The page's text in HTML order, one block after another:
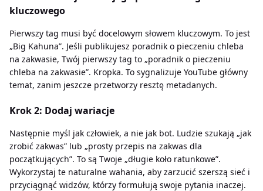
kluczowego
Pierwszy tag musi być docelowym słowem kluczowym. To jest
„Big Kahuna”. Jeśli publikujesz poradnik o pieczeniu chleba
na zakwasie, Twój pierwszy tag to „poradnik o pieczeniu
chleba na zakwasie”. Kropka. To sygnalizuje YouTube główny
temat, zanim jeszcze przetworzy resztę metadanych.
Krok 2: Dodaj wariacje
Następnie myśl jak człowiek, a nie jak bot. Ludzie szukają „jak
zrobić zakwas” lub „prosty przepis na zakwas dla
początkujących”. To są Twoje „długie koło ratunkowe”.
Wykorzystaj te naturalne wahania, aby zarzucić szerszą sieć i
przyciągnąć widzów, którzy formułują swoje pytania inaczej.